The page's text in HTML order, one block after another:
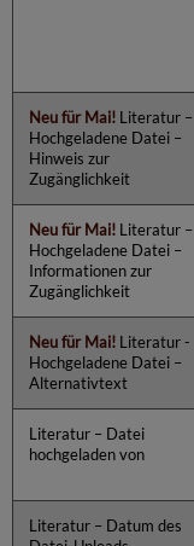
Neu für Mai! Literatur –
Hochgeladene Datei –
Hinweis zur
Zugänglichkeit
Neu für Mai! Literatur –
Hochgeladene Datei –
Informationen zur
Zugänglichkeit
Neu für Mai! Literatur -
Hochgeladene Datei –
Alternativtext
Literatur – Datei
hochgeladen von
Literatur – Datum des